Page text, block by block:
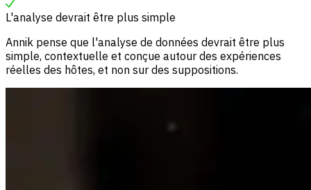
L'analyse devrait être plus simple
Annik pense que l'analyse de données devrait être plus
simple, contextuelle et conçue autour des expériences
réelles des hôtes, et non sur des suppositions.